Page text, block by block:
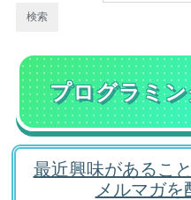
プログラミ
最近興味があるこ
メルマガを